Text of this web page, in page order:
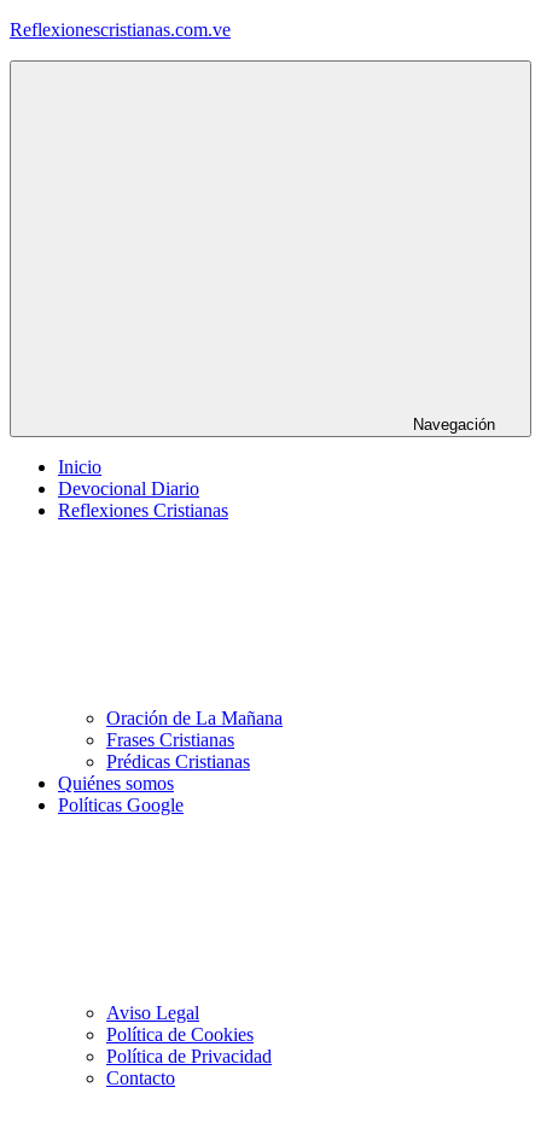
Saltar
Reflexionescristianas.com.ve
Navegación
Inicio
Devocional Diario
Reflexiones Cristianas
Oración de La Mañana
Frases Cristianas
Prédicas Cristianas
Quiénes somos
Políticas Google
Aviso Legal
Política de Cookies
Política de Privacidad
Contacto